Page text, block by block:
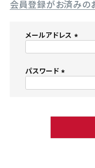
ブランド別に探す
目的別に探す
SNS
ようこそ ゲスト 様
会員登録がお済みの
メールアドレス
パスワード
)